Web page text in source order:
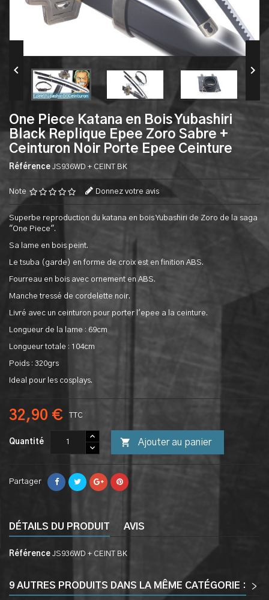
 
One Piece Katana en Bois Yubashiri
Black Replique Epee Zoro Sabre +
Ceinturon Noir Porte Epee Ceinture
Référence JS936WD + CEINT BK
Note Donnez votre avis
Superbe reproduction du katana en bois Yubashiri de Zoro de la saga
"One Piece".
Sa lame en bois peint.
Le tsuba (garde) en forme de croix est en finition ABS.
Fourreau en bois avec ornement en ABS.
Manche tressé de cordelette noir.
Livré avec un ceinturon pour porter l'epee a la ceinture.
Longueur de la lame : 69cm
Longueur totale : 104cm
Poids : 320grs
Ideal pour les cosplays.
32,90 € TTC
Quantité  Ajouter au panier
Partager
DÉTAILS DU PRODUIT AVIS
Référence JS936WD + CEINT BK
9 AUTRES PRODUITS DANS LA MÊME CATÉGORIE :
>